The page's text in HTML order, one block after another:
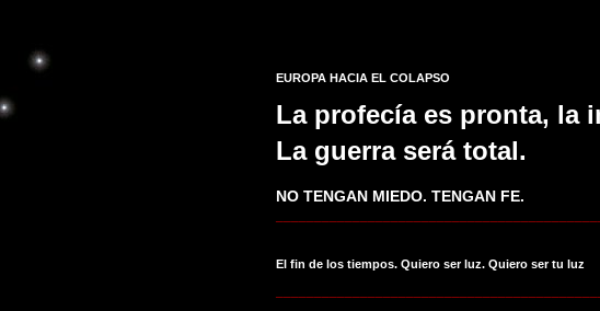
EUROPA HACIA EL COLAPSO
La profecía es pronta, la
La guerra será total.
NO TENGAN MIEDO. TENGAN FE.
El fin de los tiempos. Quiero ser luz. Quiero ser tu luz